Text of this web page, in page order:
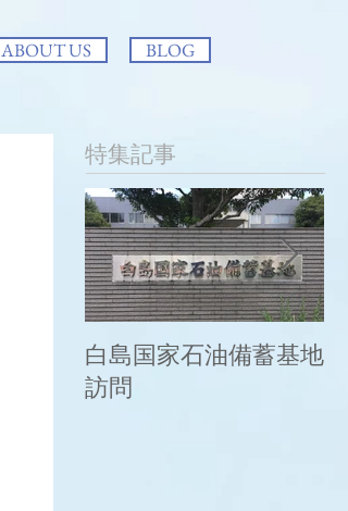
ABOUT US BLOG
特集記事
白島国家石油備蓄基地
訪問